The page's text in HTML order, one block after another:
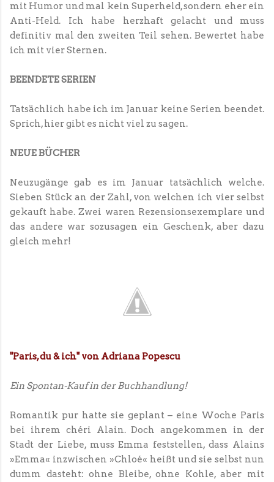
mit Humor und mal kein Superheld, sondern eher ein
Anti-Held. Ich habe herzhaft gelacht und muss
definitiv mal den zweiten Teil sehen. Bewertet habe
ich mit vier Sternen.
BEENDETE SERIEN
Tatsächlich habe ich im Januar keine Serien beendet.
Sprich, hier gibt es nicht viel zu sagen.
NEUE BÜCHER
Neuzugänge gab es im Januar tatsächlich welche.
Sieben Stück an der Zahl, von welchen ich vier selbst
gekauft habe. Zwei waren Rezensionsexemplare und
das andere war sozusagen ein Geschenk, aber dazu
gleich mehr!
"Paris, du & ich" von Adriana Popescu
Ein Spontan-Kauf in der Buchhandlung!
Romantik pur hatte sie geplant – eine Woche Paris
bei ihrem chéri Alain. Doch angekommen in der
Stadt der Liebe, muss Emma feststellen, dass Alains
»Emma« inzwischen »Chloé« heißt und sie selbst nun
dumm dasteht: ohne Bleibe, ohne Kohle, aber mit